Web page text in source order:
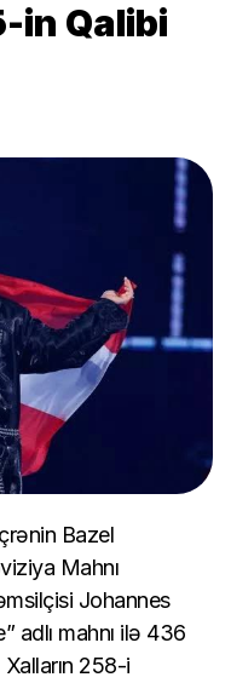
in Qalibi
Bazel
Mahnı
Johannes
adlı mahnı ilə 436
258-i